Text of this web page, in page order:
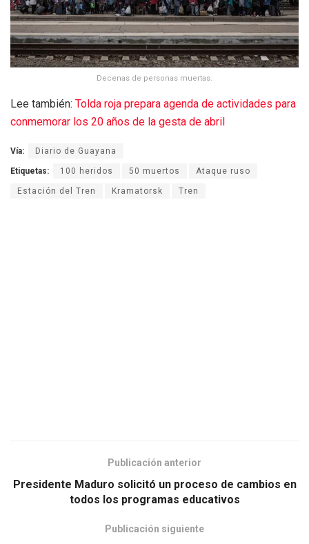
Decenas de personas muertas.
Lee también: Tolda roja prepara agenda de actividades para
conmemorar los 20 años de la gesta de abril
Vía: Diario de Guayana
Etiquetas: 100 heridos 50 muertos Ataque ruso
Estación del Tren Kramatorsk Tren
Publicación anterior
Presidente Maduro solicitó un proceso de cambios en
todos los programas educativos
Publicación siguiente